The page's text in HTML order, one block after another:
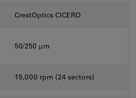
CrestOptics CICERO
50/250 µm
15,000 rpm (24 sectors)